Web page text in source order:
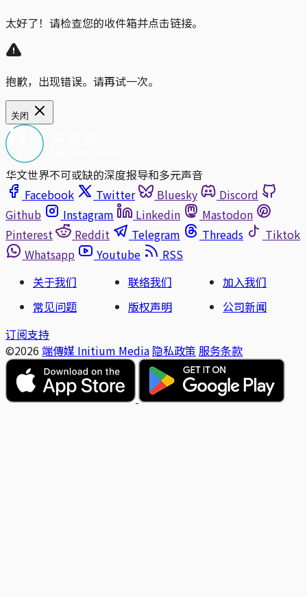
太好了！请检查您的收件箱并点击链接。
抱歉，出现错误。请再试一次。
关闭
华文世界不可或缺的深度报导和多元声音
Facebook
Twitter Bluesky
Discord
Github
Instagram Linkedin
Mastodon
Pinterest
Reddit Telegram Threads
Tiktok
Whatsapp
Youtube
RSS
关于我们
联络我们
加入我们
常见问题
版权声明
公司新闻
订阅支持
©2026 端傳媒 Initium Media 隐私政策 服务条款